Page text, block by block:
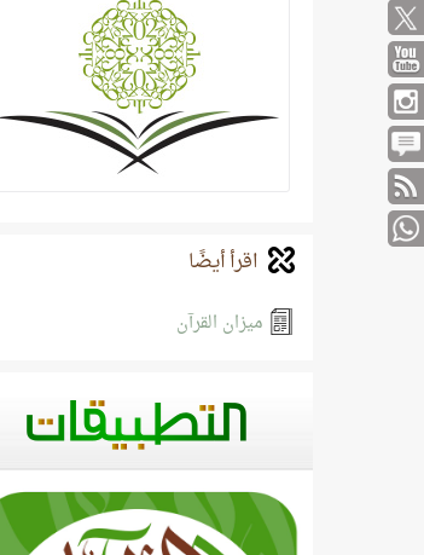
اقرأ أيضًا
ميزان القرآن